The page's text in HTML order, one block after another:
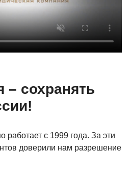
сохранять
с 1999 года. За эти
доверили нам разрешение